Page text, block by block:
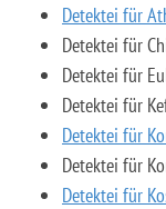
Detektei für
Detektei für
Detektei für
Detektei für
Detektei für
Detektei für
Detektei für